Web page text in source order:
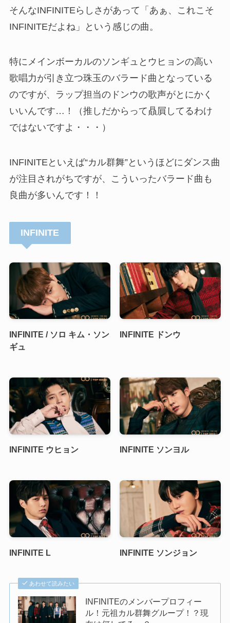
そんなINFINITEらしさがあって「あぁ、これこそ
INFINITEだよね」という感じの曲。
特にメインボーカルのソンギュとウヒョンの高い
歌唱力が引き立つ珠玉のバラード曲となっている
のですが、ラップ担当のドンウの歌声がとにかく
いいんです…！（推しだからって贔屓してるわけ
ではないですよ・・・）
INFINITEといえば“カル群舞”というほどにダンス曲
が注目されがちですが、こういったバラード曲も
良曲が多いんです！！
INFINITE
INFINITE / ソロ キム・ソン
ギュ
INFINITE ドンウ
INFINITE ウヒョン INFINITE ソンヨル
INFINITE L INFINITE ソンジョン
あわせて読みたい
INFINITEのメンバープロフィー
ル！元祖カル群舞グループ！？現